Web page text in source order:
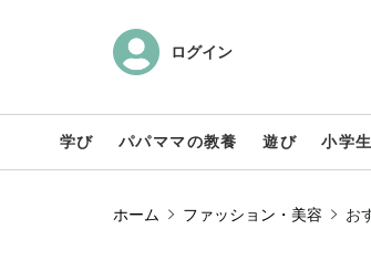
ログイン
学び パパママの教養 遊び 小学
ホーム ファッション・美容 お